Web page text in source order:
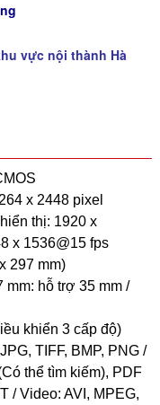
vực nội thành Hà
x 2448 pixel
thị: 1920 x
x 1536@15 fps
297 mm)
mm: hỗ trợ 35 mm /
khiển 3 cấp độ)
TIFF, BMP, PNG /
thể tìm kiếm), PDF
/ Video: AVI, MPEG,